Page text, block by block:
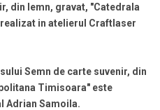
din lemn, gravat, "Catedrala
in atelierul Craftlaser
Semn de carte suvenir, din
Timisoara" este
Adrian Samoila.